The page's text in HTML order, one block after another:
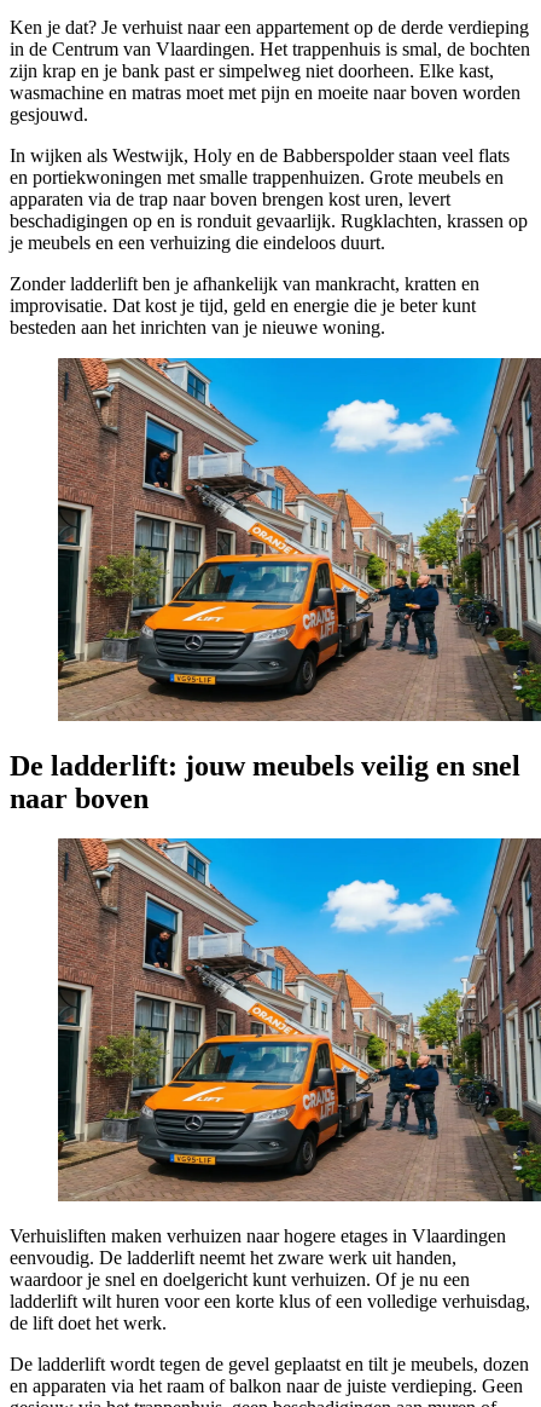
Ken je dat? Je verhuist naar een appartement op de derde verdieping
in de Centrum van Vlaardingen. Het trappenhuis is smal, de bochten
zijn krap en je bank past er simpelweg niet doorheen. Elke kast,
wasmachine en matras moet met pijn en moeite naar boven worden
gesjouwd.
In wijken als Westwijk, Holy en de Babberspolder staan veel flats
en portiekwoningen met smalle trappenhuizen. Grote meubels en
apparaten via de trap naar boven brengen kost uren, levert
beschadigingen op en is ronduit gevaarlijk. Rugklachten, krassen op
je meubels en een verhuizing die eindeloos duurt.
Zonder ladderlift ben je afhankelijk van mankracht, kratten en
improvisatie. Dat kost je tijd, geld en energie die je beter kunt
besteden aan het inrichten van je nieuwe woning.
De ladderlift: jouw meubels veilig en snel
naar boven
Verhuisliften maken verhuizen naar hogere etages in Vlaardingen
eenvoudig. De ladderlift neemt het zware werk uit handen,
waardoor je snel en doelgericht kunt verhuizen. Of je nu een
ladderlift wilt huren voor een korte klus of een volledige verhuisdag,
de lift doet het werk.
De ladderlift wordt tegen de gevel geplaatst en tilt je meubels, dozen
en apparaten via het raam of balkon naar de juiste verdieping. Geen